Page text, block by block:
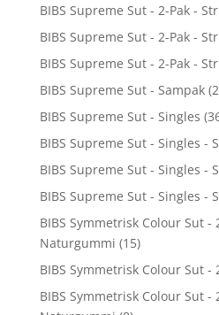
BIBS Supreme Sut - 2-Pak -
BIBS Supreme Sut - 2-Pak -
BIBS Supreme Sut - 2-Pak -
BIBS Supreme Sut - Sampak
BIBS Supreme Sut - Singles
BIBS Supreme Sut - Singles -
BIBS Supreme Sut - Singles -
BIBS Supreme Sut - Singles -
BIBS Symmetrisk Colour Sut -
Naturgummi (15)
BIBS Symmetrisk Colour Sut -
BIBS Symmetrisk Colour Sut -